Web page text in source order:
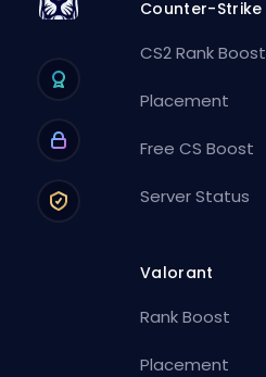
Counter-Strike
CS2 Rank Boost
Placement
Free CS Boost
Server Status
Valorant
Rank Boost
Placement